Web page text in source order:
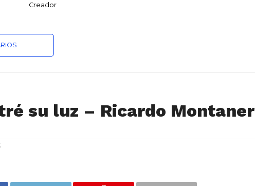
Creador
su luz – Ricardo Montaner